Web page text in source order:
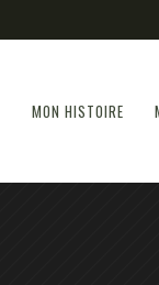
MON HISTOIRE